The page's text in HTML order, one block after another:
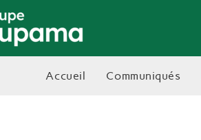
accueil communiqués